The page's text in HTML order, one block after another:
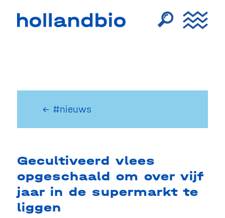
← #nieuws
Gecultiveerd vlees
opgeschaald om over vijf
jaar in de supermarkt te
liggen